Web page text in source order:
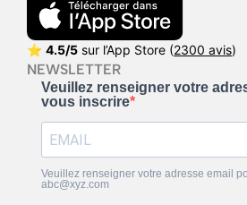
⭐ 4.5/5 sur l’App Store (2300 avis)
NEWSLETTER
Veuillez renseigner votre
vous inscrire
Veuillez renseigner votre adresse email
abc@xyz.com